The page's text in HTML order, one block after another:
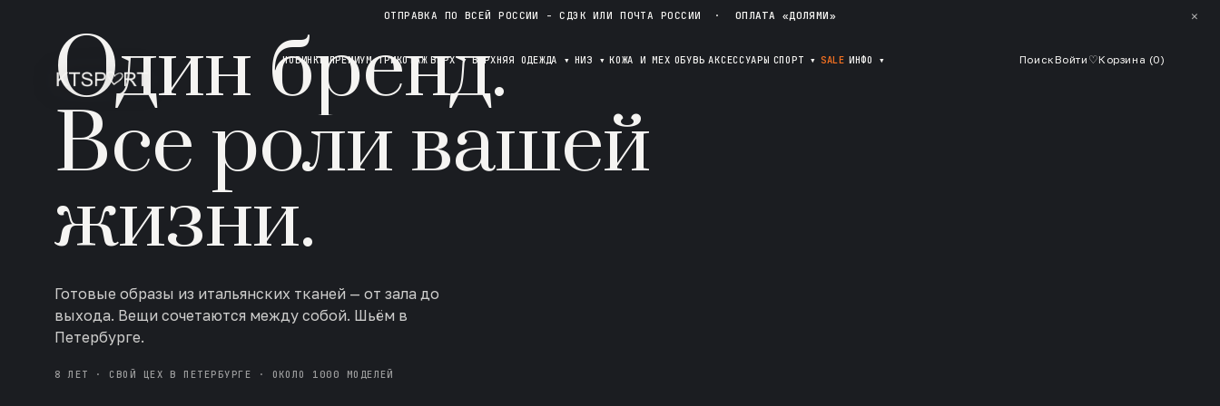
ОТПРАВКА ПО ВСЕЙ РОССИИ - СДЭК ИЛИ ПОЧТА РОССИИ · ОПЛАТА «ДОЛЯМИ» ✕
НОВИНКИ ПРЕМИУМ ТРИКОТАЖ ВЕРХ▾ ВЕРХНЯЯ ОДЕЖДА ▾ НИЗ ▾ КОЖА И МЕХ ОБУВЬ АКСЕССУАРЫ СПОРТ ▾ SALE ИНФО ▾ ПоискВойти ♡Корзина (0)
Один бренд.
Все роли вашей
жизни.
Готовые образы из итальянских тканей — от зала до
выхода. Вещи сочетаются между собой. Шьём в
Петербурге.
8 ЛЕТ · СВОЙ ЦЕХ В ПЕТЕРБУРГЕ · ОКОЛО 1000 МОДЕЛЕЙ